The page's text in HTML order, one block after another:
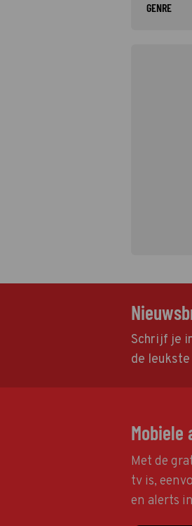
GENRE
Schrijf je
de
Mobiele
Met de
tv is,
en alerts